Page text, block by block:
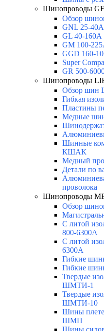
Шинопроводы
Обзор
GNL 25-40A
GL 40-160A
GM 100-
GGD 160-
Super
GR 500-
Шинопроводы
Обзор шин
Гибкая
Пластины
Медные
Шинные
КШАК
Медный
Детали по
проволока
Шинопроводы
Обзор
С литой
800-6300A
С литой
6300A
Гибкие
Гибкие
Твердые
ШМТИ-1
Твердые
ШМТИ-10
Шины
ШМП
Шины